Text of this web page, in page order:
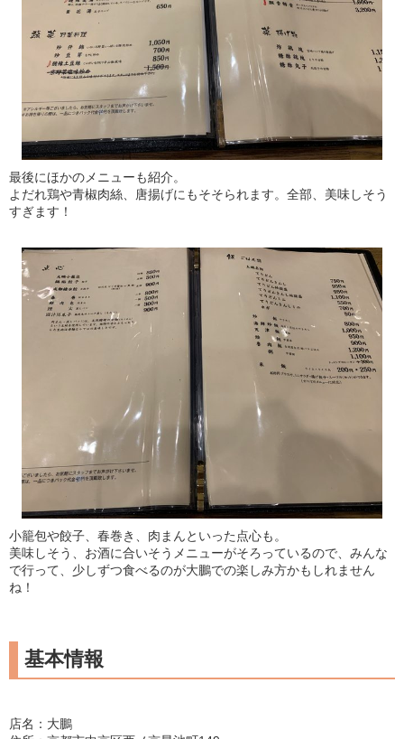
最後にほかのメニューも紹介。
よだれ鶏や青椒肉絲、唐揚げにもそそられます。全部、美味しそう
すぎます！
小籠包や餃子、春巻き、肉まんといった点心も。
美味しそう、お酒に合いそうメニューがそろっているので、みんな
で行って、少しずつ食べるのが大鵬での楽しみ方かもしれません
ね！
基本情報
店名：大鵬